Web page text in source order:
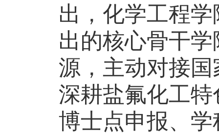
出，化学工程
出的核心骨干
源，主动对接
深耕盐氟化工
博士点申报、